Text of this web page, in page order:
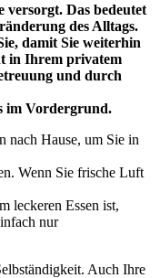
versorgt. Das bedeutet
des Alltags.
damit Sie weiterhin
in Ihrem privatem
und durch
im Vordergrund.
nach Hause, um Sie in
Wenn Sie frische Luft
leckeren Essen ist,
nur
Auch Ihre